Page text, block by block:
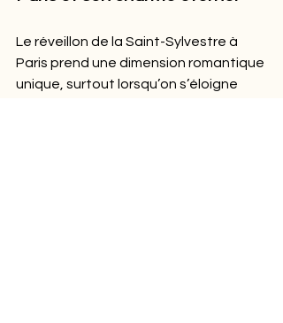
Le réveillon de la Saint-Sylvestre à
Paris prend une dimension romantique
unique, surtout lorsqu’on s’éloigne